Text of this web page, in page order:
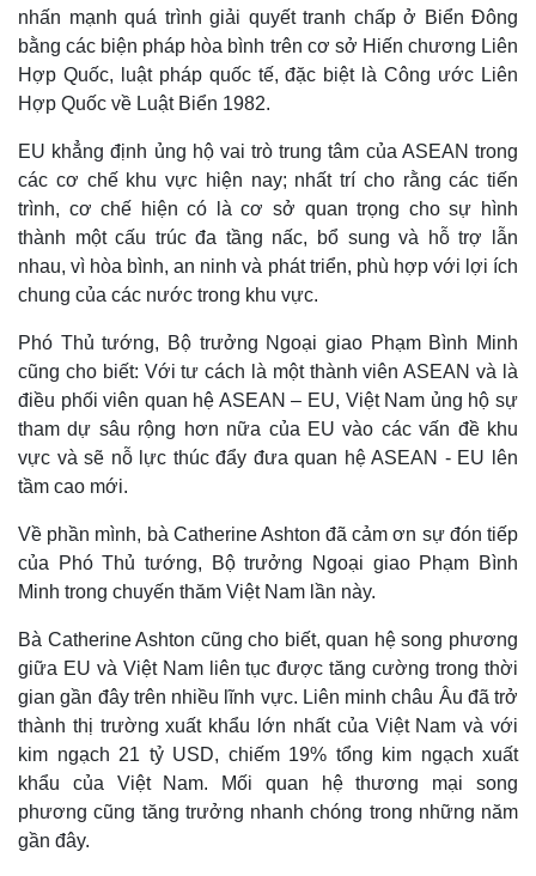
Kinh tế
Bất động sản
Khởi nghiệp
Thị trường
Giá vàng
Tiêu dùng
Chứng khoán
Giá cà phê
nhấn mạnh quá trình giải quyết tranh chấp ở Biển Đông
bằng các biện pháp hòa bình trên cơ sở Hiến chương Liên
Hợp Quốc, luật pháp quốc tế, đặc biệt là Công ước Liên
Hợp Quốc về Luật Biển 1982.
EU khẳng định ủng hộ vai trò trung tâm của ASEAN trong
các cơ chế khu vực hiện nay; nhất trí cho rằng các tiến
trình, cơ chế hiện có là cơ sở quan trọng cho sự hình
thành một cấu trúc đa tầng nấc, bổ sung và hỗ trợ lẫn
nhau, vì hòa bình, an ninh và phát triển, phù hợp với lợi ích
chung của các nước trong khu vực.
Phó Thủ tướng, Bộ trưởng Ngoại giao Phạm Bình Minh
cũng cho biết: Với tư cách là một thành viên ASEAN và là
điều phối viên quan hệ ASEAN – EU, Việt Nam ủng hộ sự
tham dự sâu rộng hơn nữa của EU vào các vấn đề khu
vực và sẽ nỗ lực thúc đẩy đưa quan hệ ASEAN - EU lên
tầm cao mới.
Về phần mình, bà Catherine Ashton đã cảm ơn sự đón tiếp
của Phó Thủ tướng, Bộ trưởng Ngoại giao Phạm Bình
Minh trong chuyến thăm Việt Nam lần này.
Bà Catherine Ashton cũng cho biết, quan hệ song phương
giữa EU và Việt Nam liên tục được tăng cường trong thời
gian gần đây trên nhiều lĩnh vực. Liên minh châu Âu đã trở
thành thị trường xuất khẩu lớn nhất của Việt Nam và với
kim ngạch 21 tỷ USD, chiếm 19% tổng kim ngạch xuất
khẩu của Việt Nam. Mối quan hệ thương mại song
phương cũng tăng trưởng nhanh chóng trong những năm
gần đây.